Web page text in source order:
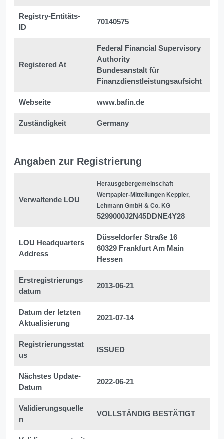
Registry-Entitäts-
ID
70140575
Registered At
Federal Financial Supervisory
Authority
Bundesanstalt für
Finanzdienstleistungsaufsicht
Webseite www.bafin.de
Zuständigkeit Germany
Angaben zur Registrierung
Verwaltende LOU
Herausgebergemeinschaft
Wertpapier-Mitteilungen Keppler,
Lehmann GmbH & Co. KG
5299000J2N45DDNE4Y28
LOU Headquarters
Address
Düsseldorfer Straße 16
60329 Frankfurt Am Main
Hessen
Erstregistrierungs
datum
2013-06-21
Datum der letzten
Aktualisierung
2021-07-14
Registrierungsstat
us
ISSUED
Nächstes Update-
Datum
2022-06-21
Validierungsquelle
n
VOLLSTÄNDIG BESTÄTIGT